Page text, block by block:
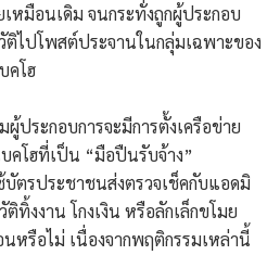
หมือนเดิม จนกระทั่งถูกผู้ประกอบ
ไปโพสต์ประจานในกลุ่มเฉพาะของ
คโฮ
ประกอบการจะมีการตั้งเครือข่าย
คโฮที่เป็น “มือปืนรับจ้าง”
บัตรประชาชนส่งตรวจเช็คกับแอดมิ
ทิ้งงาน โกงเงิน หรือลักเล็กขโมย
หรือไม่ เนื่องจากพฤติกรรมเหล่านี้